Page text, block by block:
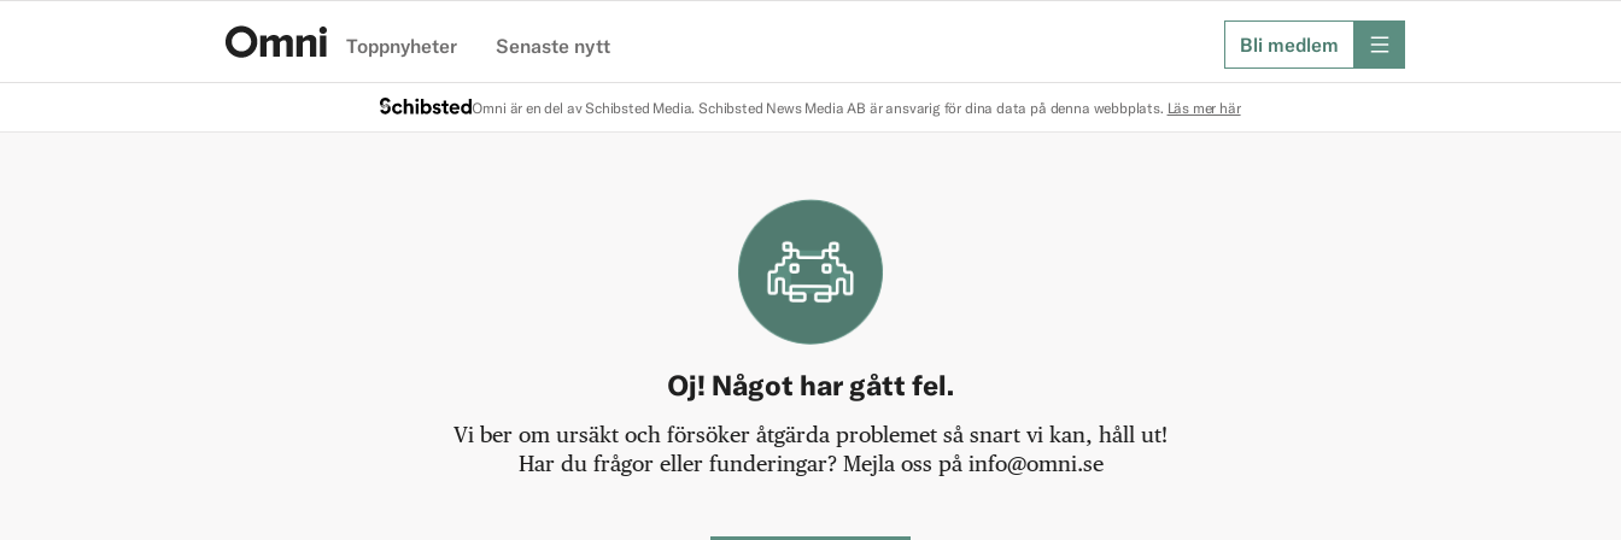
Toppnyheter Senaste nytt Bli medlem meny
Omni är en del av Schibsted Media. Schibsted News Media AB är ansvarig för dina data på denna webbplats. Läs mer här
Oj! Något har gått fel.
Vi ber om ursäkt och försöker åtgärda problemet så snart vi kan, håll ut!
Har du frågor eller funderingar? Mejla oss på info@omni.se